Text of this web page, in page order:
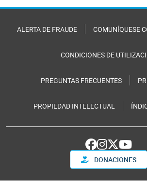
ALERTA DE FRAUDE COMUNÍQUESE
CONDICIONES DE
PREGUNTAS FRECUENTES
PROPIEDAD INTELECTUAL
DONACIONES